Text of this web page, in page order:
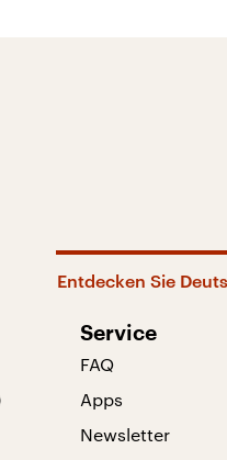
Entdecken Sie
Service
FAQ
Apps
Newsletter